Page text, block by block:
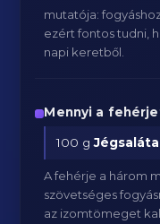
mutatója:
ezért fontos tudni,
napi keretből.
Mennyi a
100 gJégsaláta
A fehérje a három
szövetséges
az izomtömeget